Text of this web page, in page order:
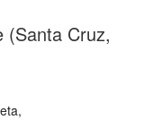
(Santa Cruz,